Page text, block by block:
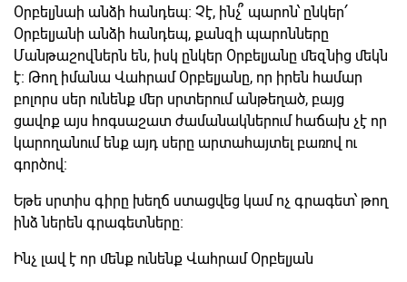
Օրբելյնաի անձի հանդեպ։ Չէ, ինչ՞ պարոն՝ ընկեր ՛
Օրբելյանի անձի հանդեպ, քանզի պարոնները
Մանթաշովներն են, իսկ ընկեր Օրբելյանը մեզնից մեկն
է։ Թող իմանա Վահրամ Օրբելյանը, որ իրեն համար
բոլորս սեր ունենք մեր սրտերում անթեղած, բայց
ցավոք այս հոգսաշատ ժամանակներում հաճախ չէ որ
կարողանում ենք այդ սերը արտահայտել բառով ու
գործով։
Եթե սրտիս գիրը խեղճ ստացվեց կամ ոչ գրագետ՝ թող
ինձ ներեն գրագետները։
Ինչ լավ է որ մենք ունենք Վահրամ Օրբելյան